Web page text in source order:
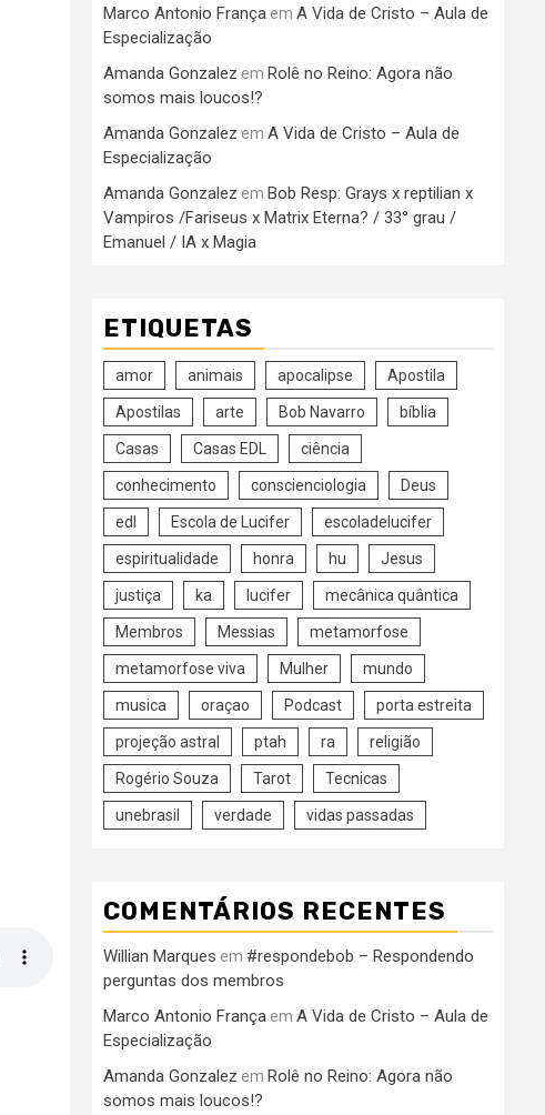
Marco Antonio França em A Vida de Cristo – Aula de
Especialização
Amanda Gonzalez em Rolê no Reino: Agora não
somos mais loucos!?
Amanda Gonzalez em A Vida de Cristo – Aula de
Especialização
Amanda Gonzalez em Bob Resp: Grays x reptilian x
Vampiros /Fariseus x Matrix Eterna? / 33° grau /
Emanuel / IA x Magia
ETIQUETAS
amor animais apocalipse Apostila
Apostilas arte Bob Navarro bíblia
Casas Casas EDL ciência
conhecimento conscienciologia Deus
edl Escola de Lucifer escoladelucifer
espiritualidade honra hu Jesus
justiça ka lucifer mecânica quântica
Membros Messias metamorfose
metamorfose viva Mulher mundo
musica oraçao Podcast porta estreita
projeção astral ptah ra religião
Rogério Souza Tarot Tecnicas
unebrasil verdade vidas passadas
COMENTÁRIOS RECENTES
Willian Marques em #respondebob – Respondendo
perguntas dos membros
Marco Antonio França em A Vida de Cristo – Aula de
Especialização
Amanda Gonzalez em Rolê no Reino: Agora não
somos mais loucos!?